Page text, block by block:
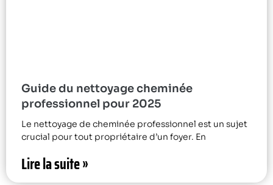
Guide du nettoyage cheminée
professionnel pour 2025
Le nettoyage de cheminée professionnel est un sujet
crucial pour tout propriétaire d’un foyer. En
Lire la suite »